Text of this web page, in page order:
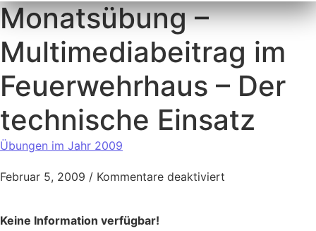
Monatsübung –
Multimediabeitrag im
Feuerwehrhaus – Der
technische Einsatz
Übungen im Jahr 2009
Februar 5, 2009 / Kommentare deaktiviert
Keine Information verfügbar!